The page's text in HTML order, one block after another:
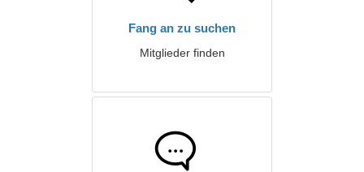
Fang an zu suchen
Mitglieder finden